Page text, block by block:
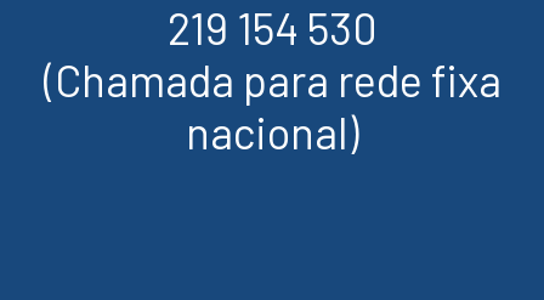
219 154 530
(Chamada para rede fixa
nacional)